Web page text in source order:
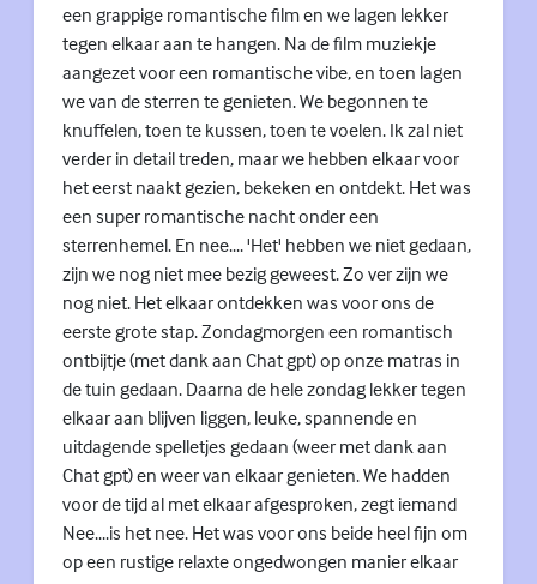
een grappige romantische film en we lagen lekker
tegen elkaar aan te hangen. Na de film muziekje
aangezet voor een romantische vibe, en toen lagen
we van de sterren te genieten. We begonnen te
knuffelen, toen te kussen, toen te voelen. Ik zal niet
verder in detail treden, maar we hebben elkaar voor
het eerst naakt gezien, bekeken en ontdekt. Het was
een super romantische nacht onder een
sterrenhemel. En nee.... 'Het' hebben we niet gedaan,
zijn we nog niet mee bezig geweest. Zo ver zijn we
nog niet. Het elkaar ontdekken was voor ons de
eerste grote stap. Zondagmorgen een romantisch
ontbijtje (met dank aan Chat gpt) op onze matras in
de tuin gedaan. Daarna de hele zondag lekker tegen
elkaar aan blijven liggen, leuke, spannende en
uitdagende spelletjes gedaan (weer met dank aan
Chat gpt) en weer van elkaar genieten. We hadden
voor de tijd al met elkaar afgesproken, zegt iemand
Nee....is het nee. Het was voor ons beide heel fijn om
op een rustige relaxte ongedwongen manier elkaar